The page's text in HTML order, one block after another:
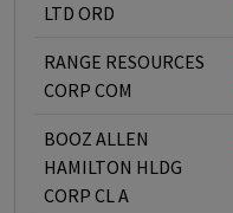
LTD ORD
RANGE RESOURCES
CORP COM
BOOZ ALLEN
HAMILTON HLDG
CORP CL A